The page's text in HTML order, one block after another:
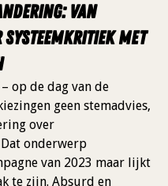
Van
met
op de dag van de
geen stemadvies,
over
onderwerp
van 2023 maar lijkt
te zijn. Absurd en